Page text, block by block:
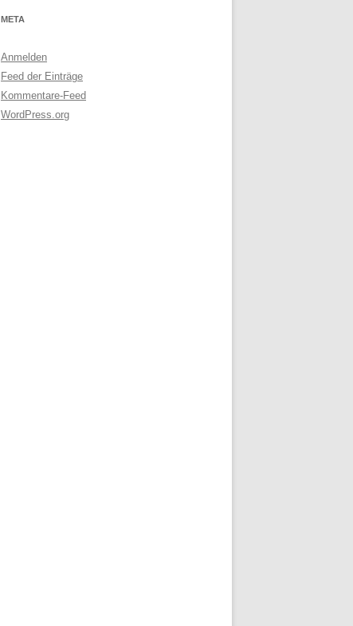
META
Anmelden
Feed der Einträge
Kommentare-Feed
WordPress.org